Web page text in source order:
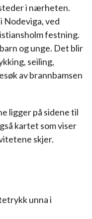
i nærheten.
Nodeviga, ved
festning.
og unge. Det blir
seiling,
av brannbamsen
ligger på sidene til
kartet som viser
skjer.
unna i